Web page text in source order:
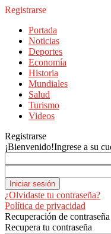
Registrarse
Portada
Noticias
Deportes
Economía
Historia
Mundiales
Salud
Turismo
Videos
Registrarse
¡Bienvenido!Ingrese a su
¿Olvidaste tu contraseña?
Política de privacidad
Recuperación de contraseña
Recupera tu contraseña